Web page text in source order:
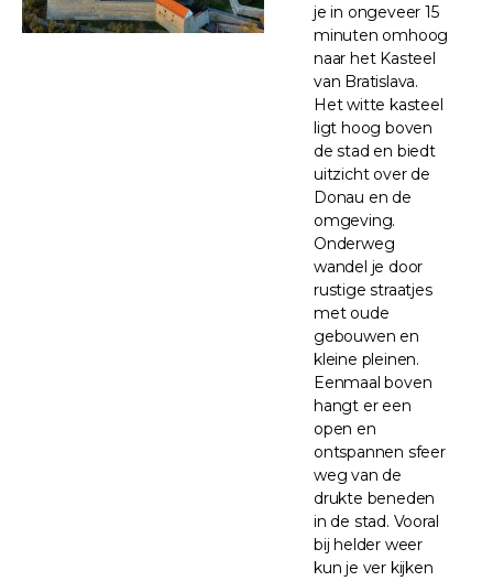
je in ongeveer 15
minuten omhoog
naar het Kasteel
van Bratislava.
Het witte kasteel
ligt hoog boven
de stad en biedt
uitzicht over de
Donau en de
omgeving.
Onderweg
wandel je door
rustige straatjes
met oude
gebouwen en
kleine pleinen.
Eenmaal boven
hangt er een
open en
ontspannen sfeer
weg van de
drukte beneden
in de stad. Vooral
bij helder weer
kun je ver kijken